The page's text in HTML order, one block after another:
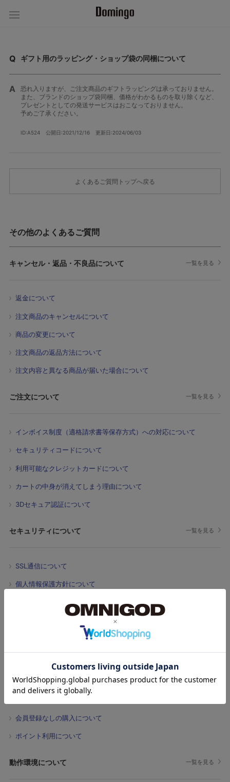
ギフト用のラッピング・ショップ袋の同梱について
恐れ入りますが、ご注文商品のギフトラッピングは承っておりません。
また、ブランドのショップ袋同梱、価格がわかるものを取り除くなど、
プレゼントとしての発送サービスはおこなっておりません。
予めご了承ください。
ID:A524 公開日:2021/12/16 更新日:2024/06/03
よくあるご質問トップへ戻る
その他のよくあるご質問
キャンセル・返品・不良品について 一覧を見る
返金について
注文商品のキャンセルについて
商品の変更について
注文商品の返品方法について
注文内容と異なる商品が届いた場合について
ご注文について 一覧を見る
インボイス制度（適格請求書等保存方式）への対応について
セキュリティコードについて
利用可能なクレジットカードについて
カートの中身が消えてしまう理由について
3Dセキュア認証について
セキュリティについて 一覧を見る
SSL通信について
個人情報保護方針について
Cookie情報について
会員サービスについて
注文履歴が反映されていない場合について
メールマガジンが届かない場合について
会員登録なしの購入について
ポイント利用について
動作環境について 一覧を見る